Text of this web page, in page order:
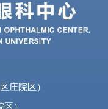
庄院区）
）